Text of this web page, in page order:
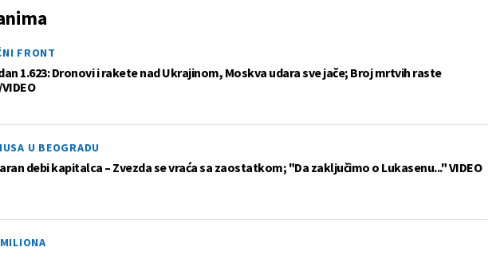
FRONT
1.623: Dronovi i rakete nad Ukrajinom, Moskva udara sve jače; Broj mrtvih raste
U BEOGRADU
debi kapitalca – Zvezda se vraća sa zaostatkom; "Da zaključimo o Lukasenu..." VIDEO